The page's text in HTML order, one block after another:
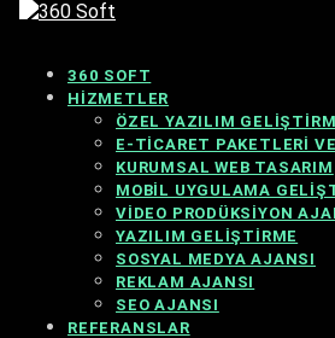
360 SOFT
HIZMETLER
ÖZEL YAZILIM
E-TICARET PAKETLERI
KURUMSAL WEB TASARIM
MOBIL UYGULAMA
VIDEO PRODÜKSIYON
YAZILIM GELIŞTIRME
SOSYAL MEDYA AJANSI
REKLAM AJANSI
SEO AJANSI
REFERANSLAR